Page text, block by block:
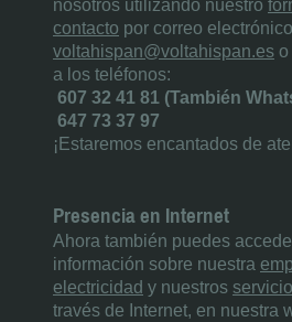
nosotros utilizando nuestro
contacto por correo
voltahispan@voltahispan.es
a los teléfonos:
607 32 41 81 (También
647 73 37 97
¡Estaremos encantados de
Presencia en Internet
Ahora también puedes
información sobre nuestra
electricidad y nuestros
través de Internet, en nuestra